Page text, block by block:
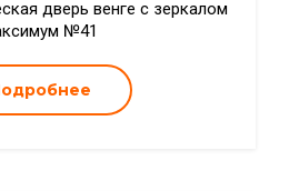
дверь венге с зеркалом
№41